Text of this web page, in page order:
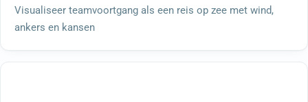
Visualiseer teamvoortgang als een reis op zee met wind,
ankers en kansen